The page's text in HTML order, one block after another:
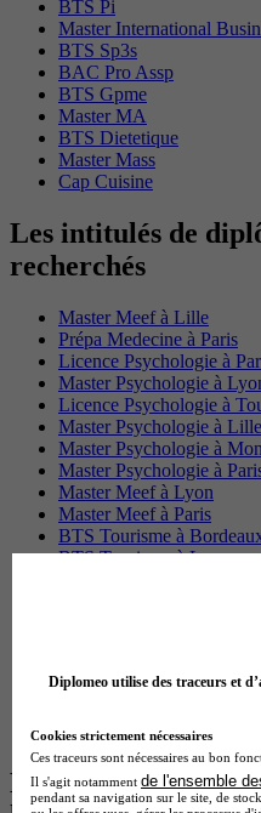
BTS Pi
Master International
BTS Sp3s
BAC Pro Assp
BTS Gpme
Master MA
BTS Dietetique
Master Mass
Cap Cuisine
Les intitulés de
recherchés
Master Meef à Lille
Prépa Medecine à Paris
Licence Psychologie à
Master Psychologie à
Licence Psychologie à
Master Psychologie à Lille
Master Psychologie à
Master Psychologie à
Master Meef à Lyon
Master Meef à Paris
BTS Tourisme à
BTS Tourisme à Lyon
Master Psychologie à
BTS Ndrc à Lyon
Les intitulés de
Diplomeo utilise des traceurs et
Cookies strictement nécessaires
Ces traceurs sont nécessaires au bon
Il s'agit notamment de l'ensemble
pendant sa navigation sur le site, de